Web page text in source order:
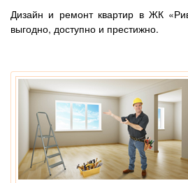
Дизайн и ремонт квартир в ЖК
выгодно, доступно и престижно.